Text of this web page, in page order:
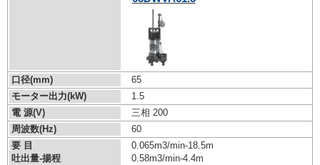
口径(mm)
65
モーター出力(kW)
1.5
電 源(V)
三相 200
周波数(Hz)
60
要 目
吐出量-揚程
0.065m3/min-18.5m
0.58m3/min-4.4m